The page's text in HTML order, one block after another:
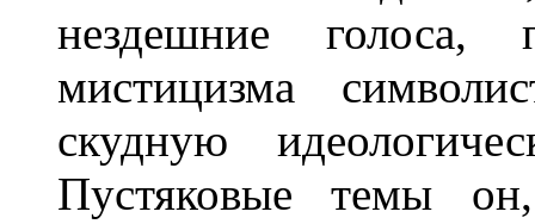
нездешние голоса,
мистицизма
скудную
Пустяковые темы